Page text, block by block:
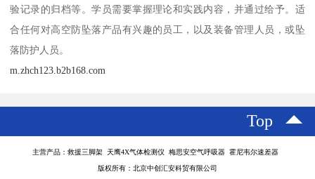
验记录的归档等。学员需要掌握理论和实践内容，并通过给予。适
合任何对高空防坠落产品有兴趣的员工，以及装备管理人员，或坠
落防护人员。
m.zhch123.b2b168.com
Top
主营产品：救援三脚架 天鹰4X气体检测仪 梅思安空气呼吸器 霍尼韦尔速差器
版权所有：北京中创汇安科贸有限公司